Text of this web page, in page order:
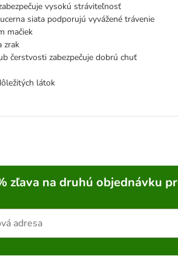
vysokú stráviteľnosť
siata podporujú vyvážené trávenie
mačiek
zrak
čerstvosti zabezpečuje dobrú chuť
látok
zľava na druhú objednávku